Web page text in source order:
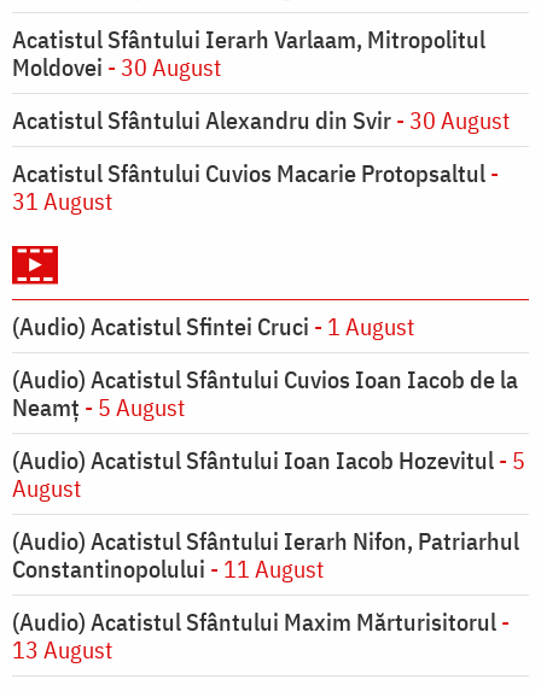
Acatistul Sfântului Ierarh Varlaam, Mitropolitul
Moldovei - 30 August
Acatistul Sfântului Alexandru din Svir- 30 August
Acatistul Sfântului Cuvios Macarie Protopsaltul-
31 August
(Audio) Acatistul Sfintei Cruci - 1 August
(Audio) Acatistul Sfântului Cuvios Ioan Iacob de la
Neamț - 5 August
(Audio) Acatistul Sfântului Ioan Iacob Hozevitul- 5
August
(Audio) Acatistul Sfântului Ierarh Nifon, Patriarhul
Constantinopolului - 11 August
(Audio) Acatistul Sfântului Maxim Mărturisitorul-
13 August